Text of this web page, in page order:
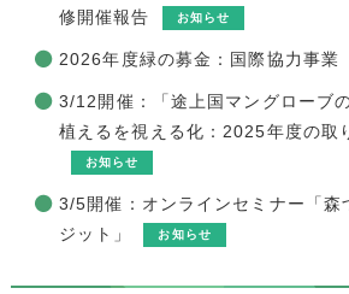
修開催報告
お知らせ
2026年度緑の募金：国際協力事業
3/12開催：「途上国マングローブ
植えるを視える化：2025年度の取
お知らせ
3/5開催：オンラインセミナー「森
ジット」
お知らせ